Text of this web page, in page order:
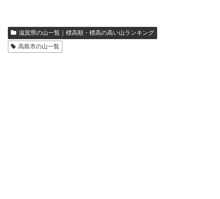
滋賀県の山一覧｜標高順・標高の高い山ランキング
高島市の山一覧